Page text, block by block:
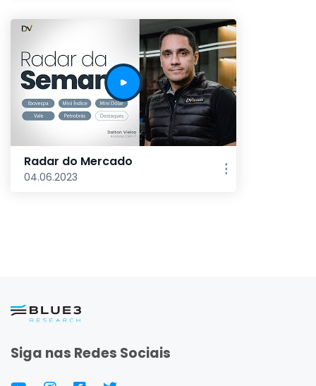
Radar do Mercado
04.06.2023
Siga nas Redes Sociais